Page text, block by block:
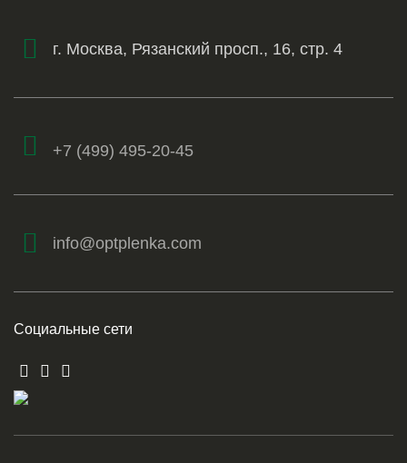
г. Москва, Рязанский просп., 16, стр. 4
+7 (499) 495-20-45
info@optplenka.com
Социальные сети